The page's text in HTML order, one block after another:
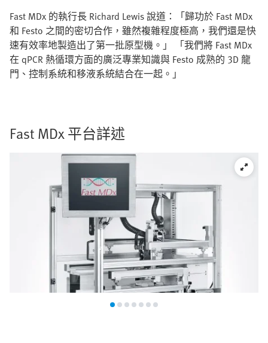
Fast MDx 的執行長 Richard Lewis 說道：「歸功於 Fast MDx
和 Festo 之間的密切合作，雖然複雜程度極高，我們還是快
速有效率地製造出了第一批原型機。」 「我們將 Fast MDx
在 qPCR 熱循環方面的廣泛專業知識與 Festo 成熟的 3D 龍
門、控制系統和移液系統結合在一起。」
Fast MDx 平台詳述